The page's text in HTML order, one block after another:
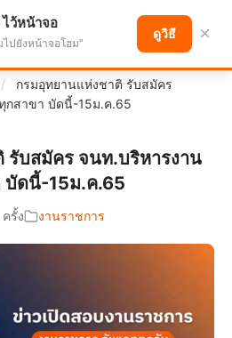
คตที่ก้าวหน้า
/
กรมอุทยานแห่งชาติ รับสมัคร
กสาขา บัดนี้-15ม.ค.65
รับสมัคร จนท.บริหารงาน
บัดนี้-15ม.ค.65
ครั้ง งานราชการ
ไว้หน้าจอ
ไปยังหน้าจอโฮม"
ดูวิธี ×